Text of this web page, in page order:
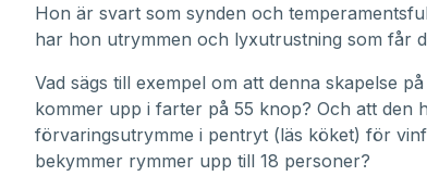
Hon är svart som synden och
har hon utrymmen och lyxutrustning som får
Vad sägs till exempel om att denna skapelse
kommer upp i farter på 55 knop? Och att den
förvaringsutrymme i pentryt (läs köket) för
bekymmer rymmer upp till 18 personer?